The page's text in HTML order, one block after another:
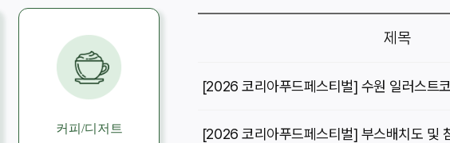
커피/디저트
제목
[2026 코리아푸드페스티벌] 수원 일러스트
[2026 코리아푸드페스티벌] 부스배치도 및